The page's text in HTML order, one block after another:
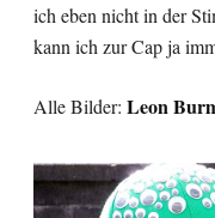
ich eben nicht in der
kann ich zur Cap ja
Alle Bilder: Leon